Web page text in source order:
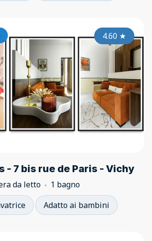
4.60 ★
- 7 bis rue de Paris - Vichy
da letto
1 bagno
Adatto ai bambini